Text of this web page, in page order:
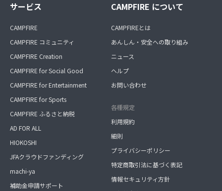
サービス
CAMPFIRE
CAMPFIRE コミュニティ
CAMPFIRE Creation
CAMPFIRE for Social Good
CAMPFIRE for Entertainment
CAMPFIRE for Sports
CAMPFIRE ふるさと納税
AD FOR ALL
HIOKOSHI
JFAクラウドファンディング
machi-ya
補助金申請サポート
CAMPFIRE について
CAMPFIREとは
あんしん・安全への取り組み
ニュース
ヘルプ
お問い合わせ
各種規定
利用規約
細則
プライバシーポリシー
特定商取引法に基づく表記
情報セキュリティ方針